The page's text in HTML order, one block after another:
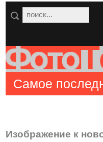
Самое
Изображение к